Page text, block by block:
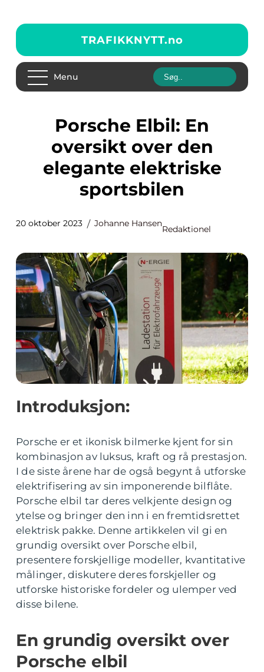
TRAFIKKNYTT.no
Menu
Porsche Elbil: En
oversikt over den
elegante elektriske
sportsbilen
20 oktober 2023 Johanne Hansen
Redaktionel
Introduksjon:
Porsche er et ikonisk bilmerke kjent for sin
kombinasjon av luksus, kraft og rå prestasjon.
I de siste årene har de også begynt å utforske
elektrifisering av sin imponerende bilflåte.
Porsche elbil tar deres velkjente design og
ytelse og bringer den inn i en fremtidsrettet
elektrisk pakke. Denne artikkelen vil gi en
grundig oversikt over Porsche elbil,
presentere forskjellige modeller, kvantitative
målinger, diskutere deres forskjeller og
utforske historiske fordeler og ulemper ved
disse bilene.
En grundig oversikt over
Porsche elbil